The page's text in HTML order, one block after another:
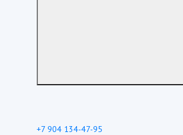
+7 904 134-47-95